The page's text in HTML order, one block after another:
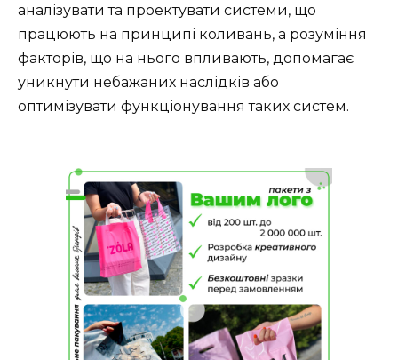
аналізувати та проектувати системи, що
працюють на принципі коливань, а розуміння
факторів, що на нього впливають, допомагає
уникнути небажаних наслідків або
оптимізувати функціонування таких систем.